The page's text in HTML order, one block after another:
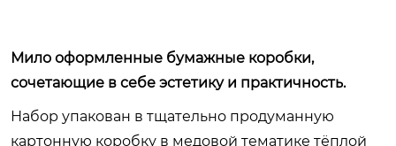
Мило оформленные бумажные коробки,
сочетающие в себе эстетику и практичность.
Набор упакован в тщательно продуманную
картонную коробку в медовой тематике тёплой